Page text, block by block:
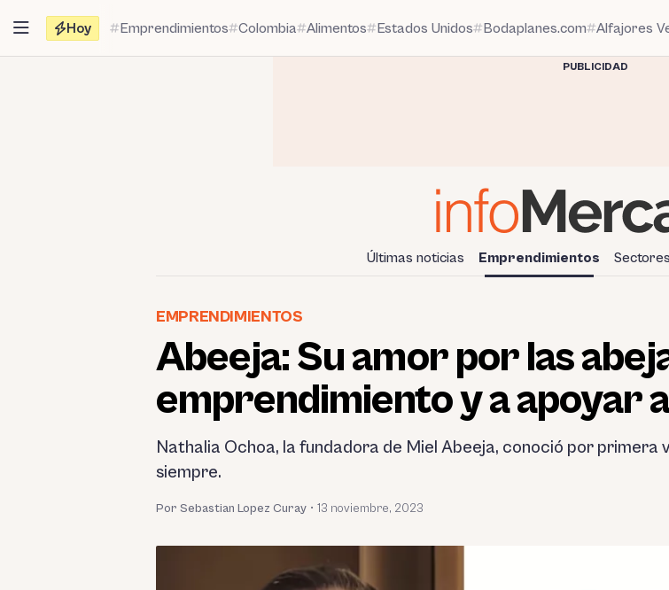
contenido
Hoy Emprendimientos Colombia Alimentos Estados Unidos Bodaplanes.com Alfajores
PUBLICIDAD
Últimas noticias Emprendimientos Sectores
EMPRENDIMIENTOS
Abeeja: Su amor por las
emprendimiento y a apoyar
Nathalia Ochoa, la fundadora de Miel Abeeja, conoció por primera
siempre.
Por Sebastian Lopez Curay • 13 noviembre, 2023